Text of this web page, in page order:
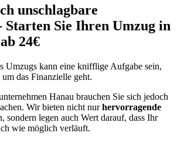
unschlagbare
Sie Ihren Umzug in
24€
Umzugs kann eine knifflige Aufgabe sein,
das Finanzielle geht.
Hanau brauchen Sie sich jedoch
Wir bieten nicht nurhervorragende
sondern legen auch Wert darauf, dass Ihr
wie möglich verläuft.